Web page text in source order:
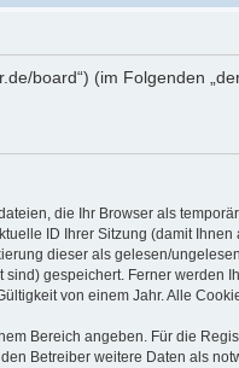
board“) (im Folgenden
die Ihr Browser als
ID Ihrer Sitzung (damit Ihnen
dieser als gelesen/
gespeichert. Ferner werden
von einem Jahr. Alle
Bereich angeben. Für die
Betreiber weitere Daten als